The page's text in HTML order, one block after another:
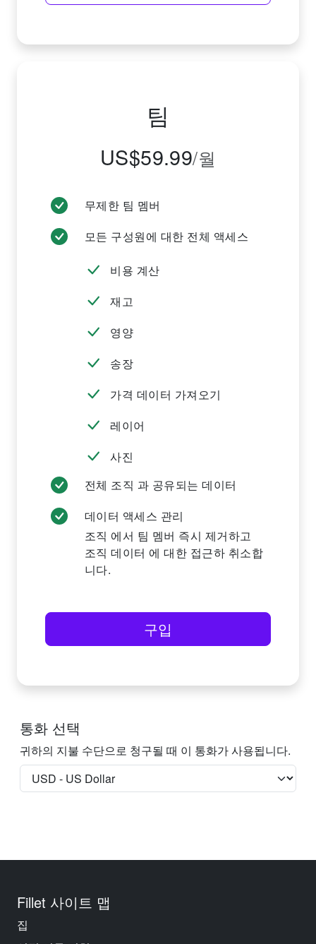
팀
US$59.99/월
무제한 팀 멤버
모든 구성원에 대한 전체 액세스
비용 계산
재고
영양
송장
가격 데이터 가져오기
레이어
사진
전체 조직 과 공유되는 데이터
데이터 액세스 관리
조직 에서 팀 멤버 즉시 제거하고
조직 데이터 에 대한 접근하 취소합
니다.
구입
통화 선택
귀하의 지불 수단으로 청구될 때 이 통화가 사용됩니다.
Fillet 사이트 맵
집